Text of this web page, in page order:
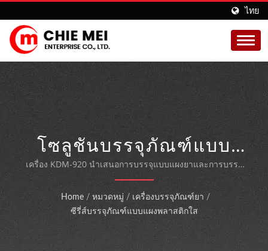
ไทย
โซลูชันบรรจุภัณฑ์แบบ
แผงพลาสติกครบวงจรเพื่อ
ประสิทธิภาพสูงสุด
เครื่อง KDM-920 นำเสนอการบรรจุแบบแผงยาและการบรรจุ
ลงกล่องอย่างราบรื่นในระบบขนาดกะทัดรัดเพียงระบบเดียว
ออกแบบมาสำหรับผู้ผลิตยา อาหาร และสินค้าอุปโภคบริโภคที่
ต้องการความเป็นเลิศด้านบรรจุภัณฑ์อัตโนมัติ ด้วยกำลังการ
ผลิตสูงสุด 100 กล่องต่อนาที
Home / หมวดหมู่ / เครื่องบรรจุภัณฑ์ยา /
ซีรี่ส์บรรจุภัณฑ์แบบแผงพลาสติกใส